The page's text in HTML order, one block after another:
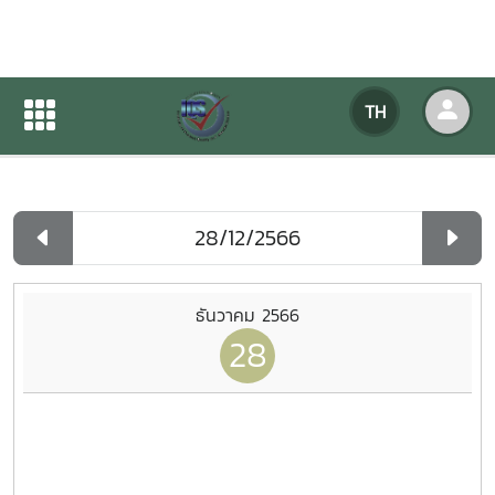
TH
ปฏิทินกิจกรรมของหน่วยงาน
ปฏิทินกิจกรรมของหน่วยงาน
ธันวาคม 2566
28